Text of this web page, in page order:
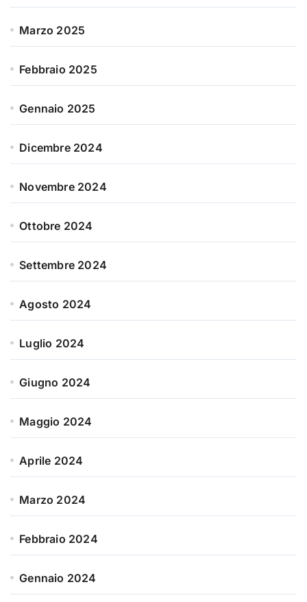
Marzo 2025
Febbraio 2025
Gennaio 2025
Dicembre 2024
Novembre 2024
Ottobre 2024
Settembre 2024
Agosto 2024
Luglio 2024
Giugno 2024
Maggio 2024
Aprile 2024
Marzo 2024
Febbraio 2024
Gennaio 2024